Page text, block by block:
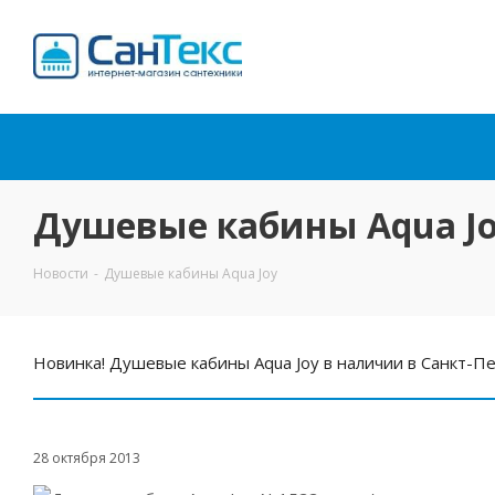
Душевые кабины Aqua
Новости - Душевые кабины Aqua Joy
Новинка! Душевые кабины Aqua Joy в наличии в Санкт-
28 октября 2013